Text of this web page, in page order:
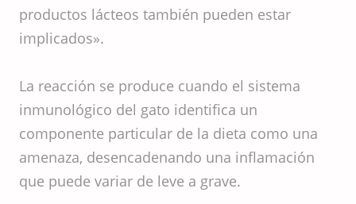
productos lácteos también pueden estar
implicados».
La reacción se produce cuando el sistema
inmunológico del gato identifica un
componente particular de la dieta como una
amenaza, desencadenando una inflamación
que puede variar de leve a grave.